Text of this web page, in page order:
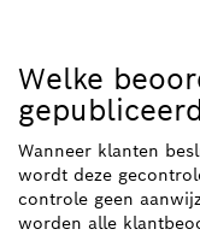
Welke
Wanneer klanten
wordt deze
controle geen
worden alle